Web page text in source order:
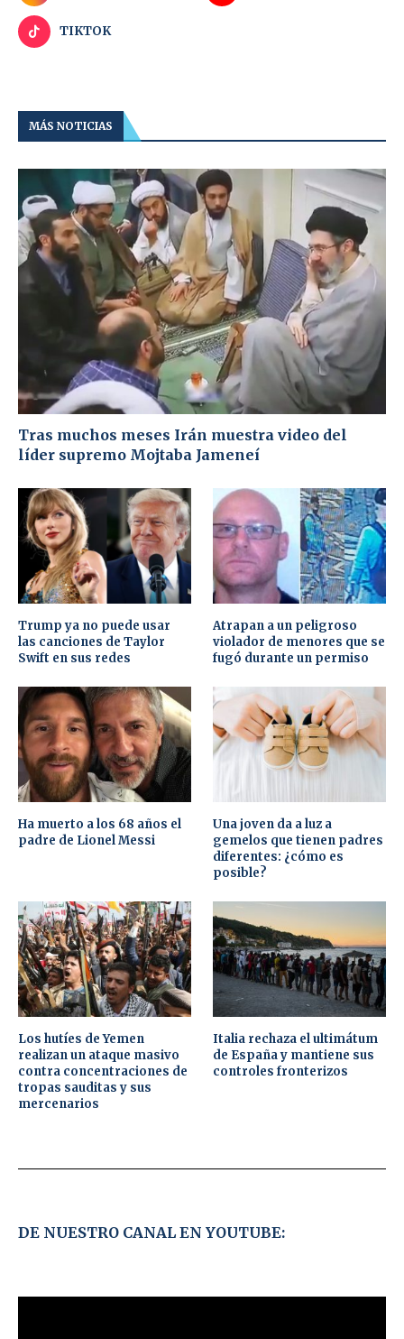
TIKTOK
MÁS NOTICIAS
Tras muchos meses Irán muestra video del
líder supremo Mojtaba Jameneí
Trump ya no puede usar
las canciones de Taylor
Swift en sus redes
Atrapan a un peligroso
violador de menores que se
fugó durante un permiso
Ha muerto a los 68 años el
padre de Lionel Messi
Una joven da a luz a
gemelos que tienen padres
diferentes: ¿cómo es
posible?
Los hutíes de Yemen
realizan un ataque masivo
contra concentraciones de
tropas sauditas y sus
mercenarios
Italia rechaza el ultimátum
de España y mantiene sus
controles fronterizos
DE NUESTRO CANAL EN YOUTUBE: